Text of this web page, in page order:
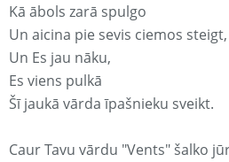
Kā ābols zarā spulgo
Un aicina pie sevis ciemos steigt,
Un Es jau nāku,
Es viens pulkā
Šī jaukā vārda īpašnieku sveikt.
Caur Tavu vārdu "Vents" šalko